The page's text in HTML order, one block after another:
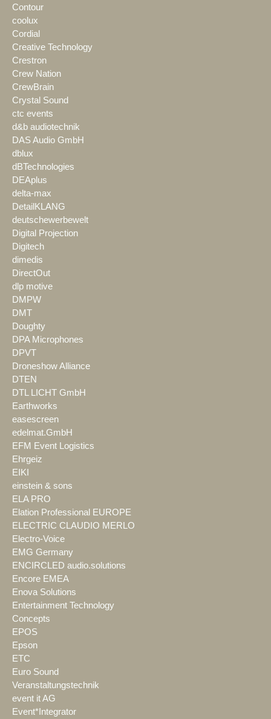
Contour
coolux
Cordial
Creative Technology
Crestron
Crew Nation
CrewBrain
Crystal Sound
ctc events
d&b audiotechnik
DAS Audio GmbH
dblux
dBTechnologies
DEAplus
delta-max
DetailKLANG
deutschewerbewelt
Digital Projection
Digitech
dimedis
DirectOut
dlp motive
DMPW
DMT
Doughty
DPA Microphones
DPVT
Droneshow Alliance
DTEN
DTL LICHT GmbH
Earthworks
easescreen
edelmat.GmbH
EFM Event Logistics
Ehrgeiz
EIKI
einstein & sons
ELA PRO
Elation Professional EUROPE
ELECTRIC CLAUDIO MERLO
Electro-Voice
EMG Germany
ENCIRCLED audio.solutions
Encore EMEA
Enova Solutions
Entertainment Technology
Concepts
EPOS
Epson
ETC
Euro Sound
Veranstaltungstechnik
event it AG
Event*Integrator